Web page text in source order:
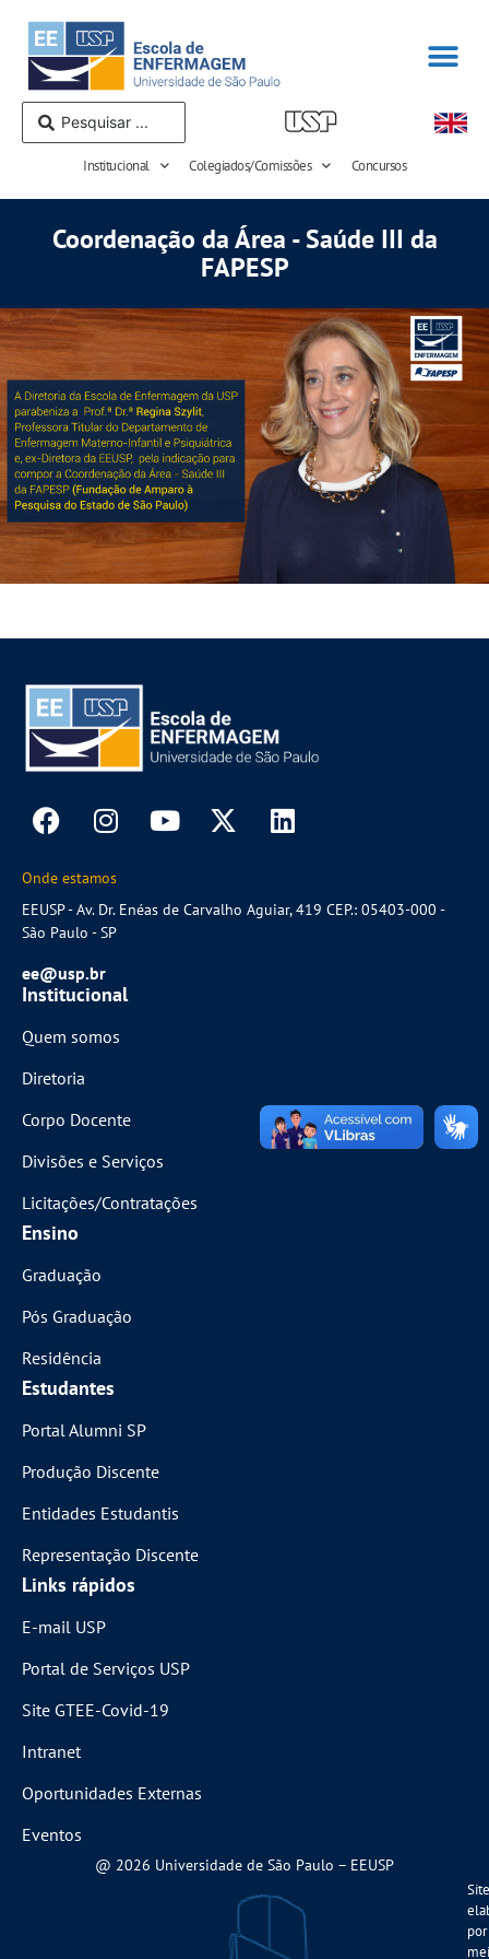
Institucional Colegiados/Comissões Concursos
Coordenação da Área - Saúde III da
FAPESP
Onde estamos
EEUSP - Av. Dr. Enéas de Carvalho Aguiar, 419 CEP.: 05403-000 -
São Paulo - SP
ee@usp.br
Institucional
Quem somos
Diretoria
Corpo Docente
Divisões e Serviços
Licitações/Contratações
Ensino
Graduação
Pós Graduação
Residência
Estudantes
Portal Alumni SP
Produção Discente
Entidades Estudantis
Representação Discente
Links rápidos
E-mail USP
Portal de Serviços USP
Site GTEE-Covid-19
Intranet
Oportunidades Externas
Eventos
@ 2026 Universidade de São Paulo – EEUSP
Site
por